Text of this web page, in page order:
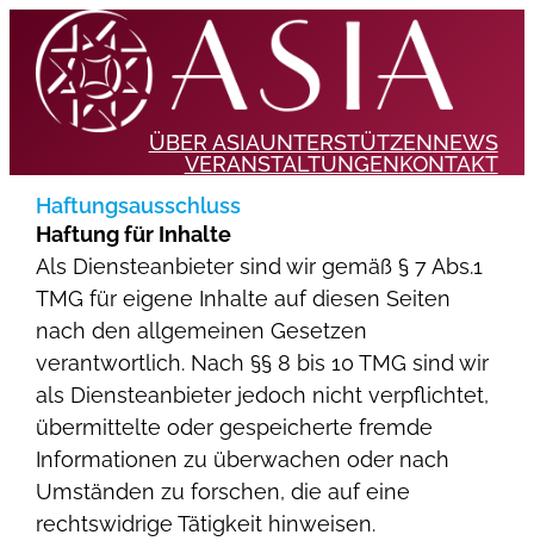
ÜBER ASIAUNTERSTÜTZENNEWS
VERANSTALTUNGENKONTAKT
Haftungsausschluss
Haftung für Inhalte
Als Diensteanbieter sind wir gemäß § 7 Abs.1
TMG für eigene Inhalte auf diesen Seiten
nach den allgemeinen Gesetzen
verantwortlich. Nach §§ 8 bis 10 TMG sind wir
als Diensteanbieter jedoch nicht verpflichtet,
übermittelte oder gespeicherte fremde
Informationen zu überwachen oder nach
Umständen zu forschen, die auf eine
rechtswidrige Tätigkeit hinweisen.